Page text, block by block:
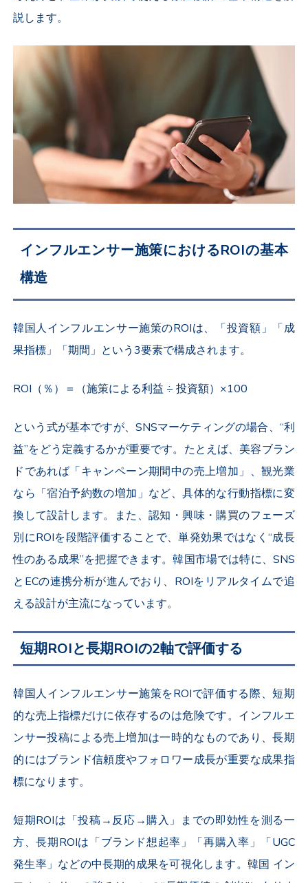
説します。
インフルエンサー施策におけるROIの基本
構造
韓国人インフルエンサー施策のROIは、「投資額」「成
果指標」「期間」という3要素で構成されます。
ROI（％）＝（施策による利益 ÷ 投資額）×100
という式が基本ですが、SNSマーケティングの場合、“利
益”をどう定義するかが重要です。たとえば、美容ブラン
ドであれば「キャンペーン期間中の売上増加」、観光業
なら「宿泊予約数の増加」など、具体的な行動指標に変
換して設計します。また、認知・興味・購買のフェーズ
別にROIを段階評価することで、単発効果ではなく“成長
性のある成果”を把握できます。韓国市場では特に、SNS
とECの連携分析が進んでおり、ROIをリアルタイムで追
える設計が主流になっています。
短期ROIと長期ROIの2軸で評価する
韓国人インフルエンサー施策をROIで評価する際、短期
的な売上指標だけに依存するのは危険です。インフルエ
ンサー投稿による売上増加は一時的なものであり、長期
的にはブランド信頼度やフォロワー成長が重要な成果指
標になります。
短期ROIは「投稿→反応→購入」までの即効性を測る一
方、長期ROIは「ブランド想起率」「再購入率」「UGC
発生率」などの中長期的成果を可視化します。韓国 イン